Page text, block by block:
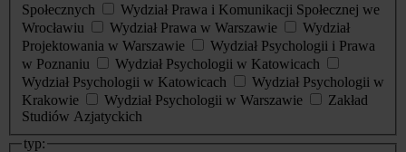
Społecznych
Wydział Prawa i Komunikacji Społecznej we
Wrocławiu
Wydział Prawa w Warszawie
Wydział
Projektowania w Warszawie
Wydział Psychologii i Prawa
w Poznaniu
Wydział Psychologii w Katowicach
Wydział Psychologii w Katowicach
Wydział Psychologii w
Krakowie
Wydział Psychologii w Warszawie
Zakład
Studiów Azjatyckich
typ: